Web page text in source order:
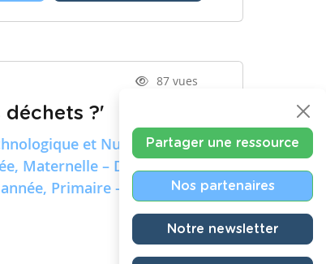
87 vues
?'
et Numérique)
Maternelle – Deuxième
Primaire – Deuxième
Partager une ressource
Nos partenaires
Notre newsletter